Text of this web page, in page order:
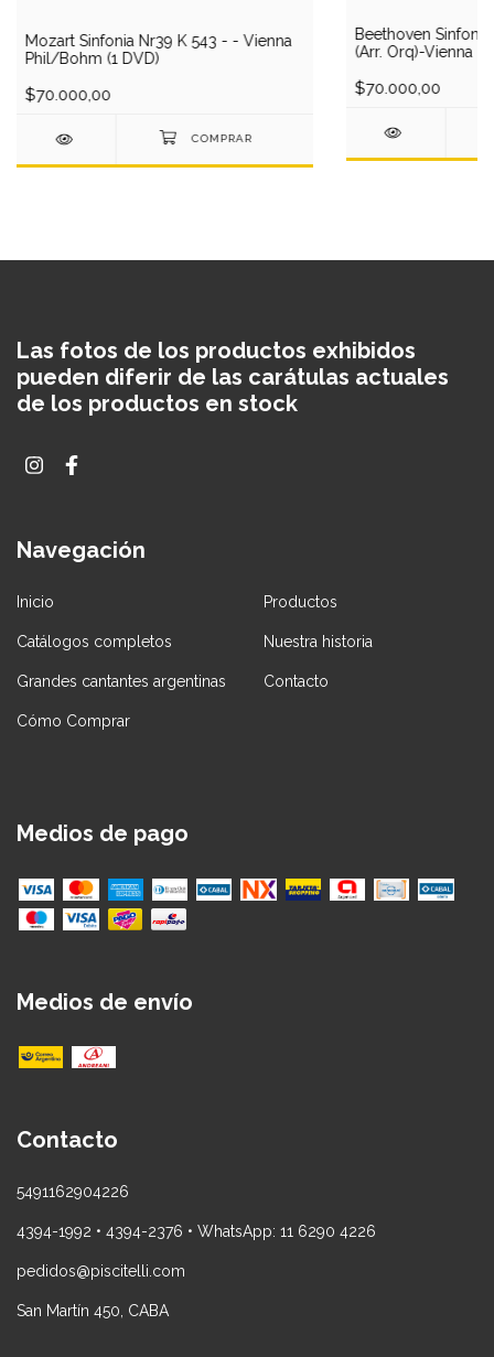
Mozart Sinfonia Nr39 K 543 - - Vienna
Phil/Bohm (1 DVD)
$70.000,00
Beethoven
(Arr. Orq)-Vienna
$70.000,00
Las fotos de los productos exhibidos
pueden diferir de las carátulas actuales
de los productos en stock
Navegación
Inicio Productos
Catálogos completos Nuestra historia
Grandes cantantes argentinas Contacto
Cómo Comprar
Medios de pago
Medios de envío
Contacto
5491162904226
4394-1992 • 4394-2376 • WhatsApp: 11 6290 4226
pedidos@piscitelli.com
San Martín 450, CABA